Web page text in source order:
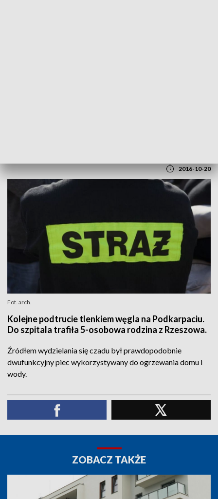
2016-10-20
Fot. arch.
Kolejne podtrucie tlenkiem węgla na Podkarpaciu.
Do szpitala trafiła 5-osobowa rodzina z Rzeszowa.
Źródłem wydzielania się czadu był prawdopodobnie
dwufunkcyjny piec wykorzystywany do ogrzewania domu i
wody.
ZOBACZ TAKŻE